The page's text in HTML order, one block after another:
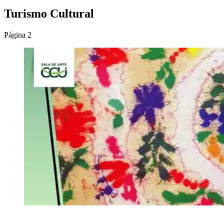
Turismo Cultural
Página 2